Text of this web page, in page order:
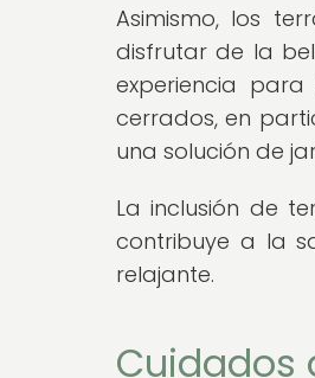
Asimismo, los
disfrutar de la
experiencia
cerrados, en
una solución de
La inclusión de
contribuye a la
relajante.
Cuidados